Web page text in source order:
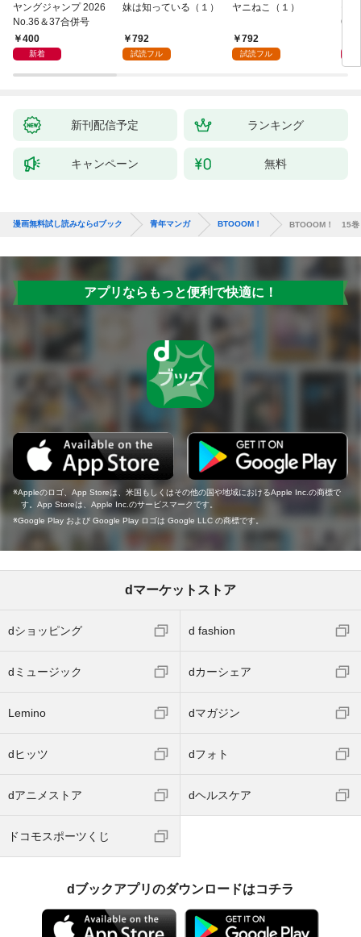
ヤングジャンプ 2026
No.36＆37合併号
400
新着
妹は知っている（１）
792
試読フル
ヤニねこ（１）
792
試読フル
6・
新刊配信予定 ランキング
キャンペーン 無料
漫画無料試し読みならdブック 青年マンガ BTOOOM！ BTOOOM！ 15巻
アプリならもっと便利で快適に！
Appleのロゴ、App Storeは、米国もしくはその他の国や地域におけるApple Inc.の商標で
す。App Storeは、Apple Inc.のサービスマークです。
Google Play および Google Play ロゴは Google LLC の商標です。
dマーケットストア
dショッピング d fashion
dミュージック dカーシェア
Lemino dマガジン
dヒッツ dフォト
dアニメストア dヘルスケア
ドコモスポーツくじ
dブックアプリのダウンロードはコチラ